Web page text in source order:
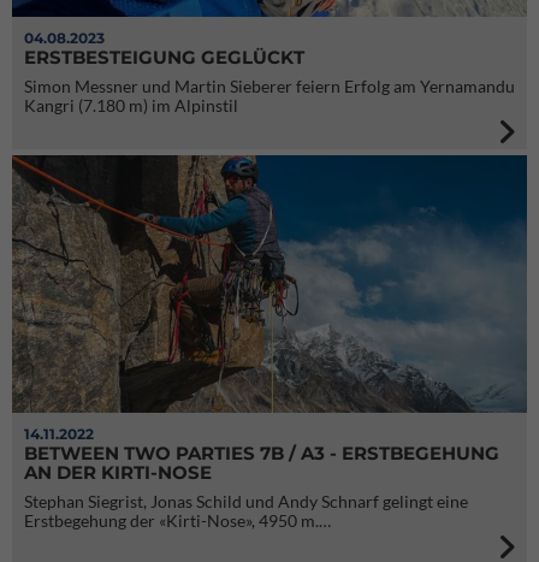
04.08.2023
ERSTBESTEIGUNG GEGLÜCKT
Simon Messner und Martin Sieberer feiern Erfolg am Yernamandu
Kangri (7.180 m) im Alpinstil
14.11.2022
BETWEEN TWO PARTIES 7B / A3 - ERSTBEGEHUNG
AN DER KIRTI-NOSE
Stephan Siegrist, Jonas Schild und Andy Schnarf gelingt eine
Erstbegehung der «Kirti-Nose», 4950 m.…